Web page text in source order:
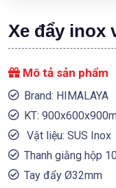
Xe đẩy inox
Mô tả sản phẩm
Brand: HIMALAYA
KT:
Vật liệu: SUS Inox
Thanh giằng hộp
Tay đẩy Ø32mm